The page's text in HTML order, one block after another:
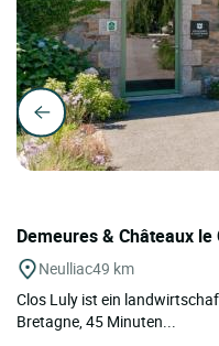
Demeures & Châteaux le
Neulliac49 km
Clos Luly ist ein
Bretagne, 45 Minuten...